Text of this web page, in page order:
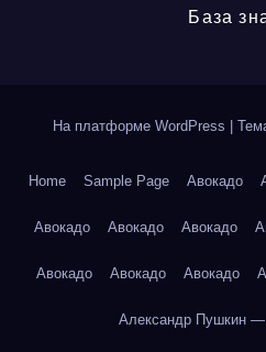
База
На платформе WordPress |
Home Sample Page Авокадо
Авокадо Авокадо Авокадо
Авокадо Авокадо Авокадо
Александр Пушкин —